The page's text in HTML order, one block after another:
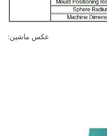
عکس ماشین: